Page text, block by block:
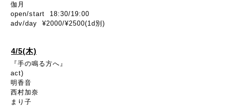
伽月
open/start 18:30/19:00
adv/day ¥2000/¥2500(1d別)
4/5(木)
『手の鳴る方へ』
act)
明香音
西村加奈
まり子